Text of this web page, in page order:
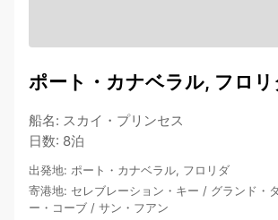
ポート・カナベラル, フロ
船名: スカイ・プリンセス
日数: 8泊
出発地: ポート・カナベラル, フロリダ
寄港地: セレブレーション・キー / グランド・
ー・コーブ / サン・フアン